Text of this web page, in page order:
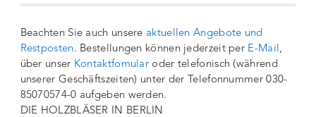
Beachten Sie auch unsere aktuellen Angebote und
Restposten. Bestellungen können jederzeit per E-Mail,
über unser Kontaktfomular oder telefonisch (während
unserer Geschäftszeiten) unter der Telefonnummer 030-
85070574-0 aufgeben werden.
DIE HOLZBLÄSER IN BERLIN